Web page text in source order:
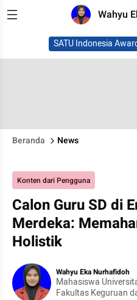
Wahyu
SATU Indonesia
Beranda News
Konten dari Pengguna
Calon Guru SD di
Merdeka:
Holistik
Wahyu Eka Nurhafidoh
Mahasiswa
Fakultas Keguruan